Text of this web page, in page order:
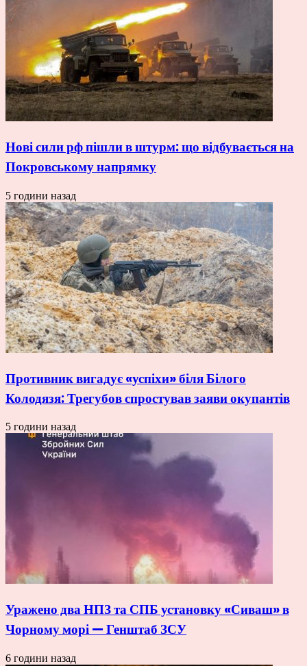
Нові сили рф пішли в штурм: що відбувається на
Покровському напрямку
5 години назад
Противник вигадує «успіхи» біля Білого
Колодязя: Трегубов спростував заяви окупантів
5 години назад
Уражено два НПЗ та СПБ установку «Сиваш» в
Чорному морі — Генштаб ЗСУ
6 години назад